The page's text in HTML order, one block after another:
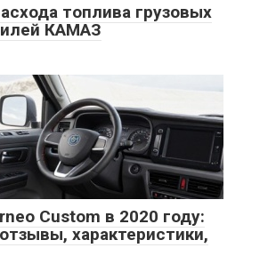
топлива грузовых
КАМАЗ
Custom в 2020 году:
характеристики,